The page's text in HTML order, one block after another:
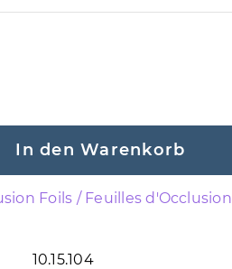
In den Warenkorb
Foils / Feuilles d'Occlusion
10.15.104